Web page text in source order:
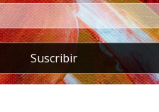
Suscribir